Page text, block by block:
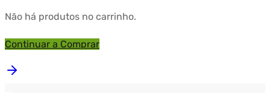
Não há produtos no carrinho.
Continuar a Comprar